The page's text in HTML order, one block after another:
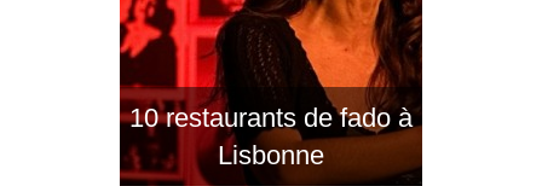
10 restaurants de fado à
Lisbonne